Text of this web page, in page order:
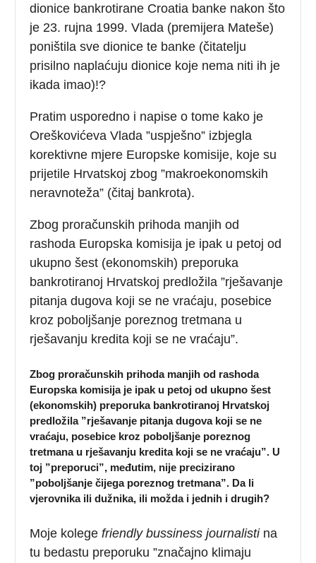
dionice bankrotirane Croatia banke nakon što
je 23. rujna 1999. Vlada (premijera Mateše)
poništila sve dionice te banke (čitatelju
prisilno naplaćuju dionice koje nema niti ih je
ikada imao)!?
Pratim usporedno i napise o tome kako je
Oreškovićeva Vlada ”uspješno” izbjegla
korektivne mjere Europske komisije, koje su
prijetile Hrvatskoj zbog ”makroekonomskih
neravnoteža” (čitaj bankrota).
Zbog proračunskih prihoda manjih od
rashoda Europska komisija je ipak u petoj od
ukupno šest (ekonomskih) preporuka
bankrotiranoj Hrvatskoj predložila ”rješavanje
pitanja dugova koji se ne vraćaju, posebice
kroz poboljšanje poreznog tretmana u
rješavanju kredita koji se ne vraćaju”.
Zbog proračunskih prihoda manjih od rashoda
Europska komisija je ipak u petoj od ukupno šest
(ekonomskih) preporuka bankrotiranoj Hrvatskoj
predložila ”rješavanje pitanja dugova koji se ne
vraćaju, posebice kroz poboljšanje poreznog
tretmana u rješavanju kredita koji se ne vraćaju”. U
toj ”preporuci”, međutim, nije precizirano
”poboljšanje čijega poreznog tretmana”. Da li
vjerovnika ili dužnika, ili možda i jednih i drugih?
Moje kolegefriendly bussiness journalistina
tu bedastu preporuku ”značajno klimaju